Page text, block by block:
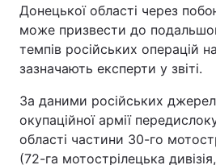
Донецької області через
може призвести до
темпів російських операцій
зазначають експерти у звіті.
За даними російських
окупаційної армії
області частини 30-го
(72-га мотострілецька